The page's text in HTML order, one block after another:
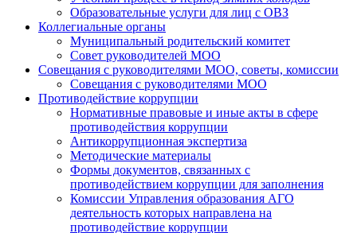
Образовательные услуги для лиц с ОВЗ
Коллегиальные органы
Муниципальный родительский комитет
Совет руководителей МОО
Совещания с руководителями МОО, советы, комиссии
Совещания с руководителями МОО
Противодействие коррупции
Нормативные правовые и иные акты в сфере
противодействия коррупции
Антикоррупционная экспертиза
Методические материалы
Формы документов, связанных с
противодействием коррупции для заполнения
Комиссии Управления образования АГО
деятельность которых направлена на
противодействие коррупции